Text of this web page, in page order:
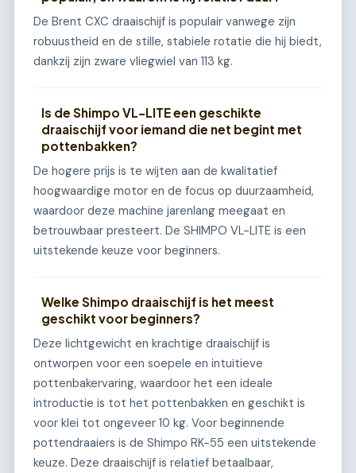
De Brent CXC draaischijf is populair vanwege zijn
robuustheid en de stille, stabiele rotatie die hij biedt,
dankzij zijn zware vliegwiel van 113 kg.
Is de Shimpo VL-LITE een geschikte
draaischijf voor iemand die net begint met
pottenbakken?
De hogere prijs is te wijten aan de kwalitatief
hoogwaardige motor en de focus op duurzaamheid,
waardoor deze machine jarenlang meegaat en
betrouwbaar presteert. De SHIMPO VL-LITE is een
uitstekende keuze voor beginners.
Welke Shimpo draaischijf is het meest
geschikt voor beginners?
Deze lichtgewicht en krachtige draaischijf is
ontworpen voor een soepele en intuïtieve
pottenbakervaring, waardoor het een ideale
introductie is tot het pottenbakken en geschikt is
voor klei tot ongeveer 10 kg. Voor beginnende
pottendraaiers is de Shimpo RK-55 een uitstekende
keuze. Deze draaischijf is relatief betaalbaar,